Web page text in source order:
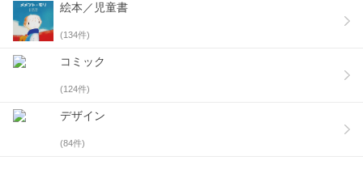
絵本／児童書
(134件)
コミック
(124件)
デザイン
(84件)